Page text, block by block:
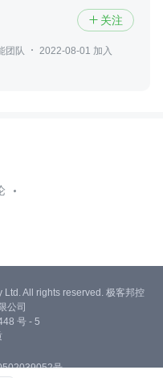
 关注
团队
2022-08-01 加入
All rights reserved. 极客邦控
公司
号 - 5
号